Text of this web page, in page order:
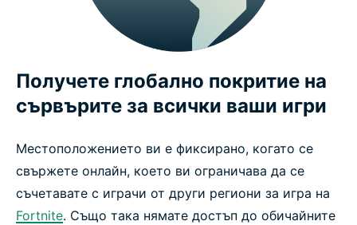
Получете глобално покритие на
сървърите за всички ваши игри
Местоположението ви е фиксирано, когато се
свържете онлайн, което ви ограничава да се
съчетавате с играчи от други региони за игра на
Fortnite. Също така нямате достъп до обичайните